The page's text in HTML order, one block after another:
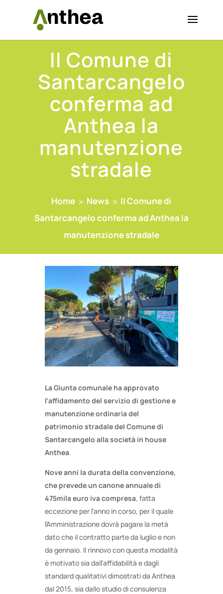
Il Comune di
Santarcangelo
conferma ad
Anthea la
manutenzione
stradale
Home 9 News 9 Il Comune di
Santarcangelo conferma ad Anthea la
manutenzione stradale
La Giunta comunale ha approvato
l’affidamento del servizio di gestione e
manutenzione ordinaria del
patrimonio stradale del Comune di
Santarcangelo alla società in house
Anthea.
Nove anni la durata della convenzione,
che prevede un canone annuale di
475mila euro iva compresa, fatta
eccezione per l’anno in corso, per il quale
l’Amministrazione dovrà pagare la metà
dato che il contratto parte da luglio e non
da gennaio. Il rinnovo con questa modalità
è motivato sia dall’affidabilità e dagli
standard qualitativi dimostrati da Anthea
dal 2015, sia dallo studio di consulenza